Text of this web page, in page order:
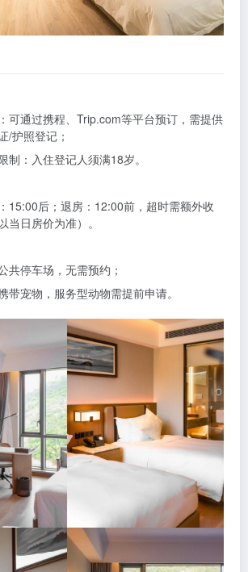
可通过携程、Trip.com等平台预订，需提供
/护照登记；
制：入住登记人须满18岁。
15:00后；退房：12:00前，超时需额外收
当日房价为准）。
共停车场，无需预约；
带宠物，服务型动物需提前申请。